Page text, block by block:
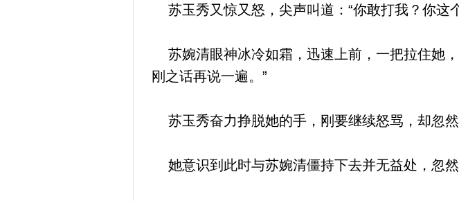
苏玉秀又惊又怒，尖声叫道：“你敢打我？你这
苏婉清眼神冰冷如霜，迅速上前，一把拉住她
刚之话再说一遍。”
苏玉秀奋力挣脱她的手，刚要继续怒骂，却忽然
她意识到此时与苏婉清僵持下去并无益处，忽